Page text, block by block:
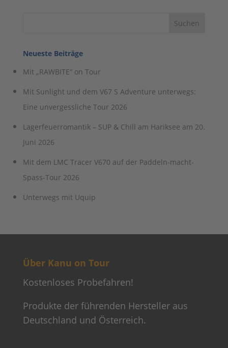
Neueste Beiträge
Mit „RAWBITE“ on Tour
Mit Sunlight und dem V67 S Adventure unterwegs:
Eine unvergessliche Tour 2026
Lagerfeuerromantik – SUP & Chill am Hariksee am 20.
Juni 2026
Mit dem LMC Tracer V670 auf der Paddeln-macht-
Spass-Tour 2026
Unterwegs mit Uquip
Über Kanu on Tour
Kostenloses Probefahren!
Produkte der führenden Hersteller aus
Deutschland und Österreich.